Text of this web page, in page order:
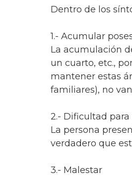
Dentro de los
1.- Acumular
La acumulación
un cuarto, etc.,
mantener estas
familiares), no
2.- Dificultad para
La persona
verdadero que
3.- Malestar